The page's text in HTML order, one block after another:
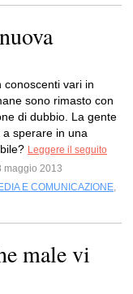
conoscenti vari in
sono rimasto con
di dubbio. La gente
sperare in una
Leggere il seguito
maggio 2013
E COMUNICAZIONE,
male vi